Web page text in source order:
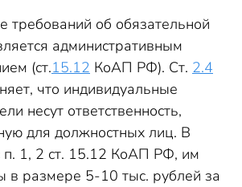
требований об обязательной
административным
(ст.15.12 КоАП РФ). Ст. 2.4
что индивидуальные
несут ответственность,
для должностных лиц. В
п. 1, 2 ст. 15.12 КоАП РФ, им
в размере 5-10 тыс. рублей за